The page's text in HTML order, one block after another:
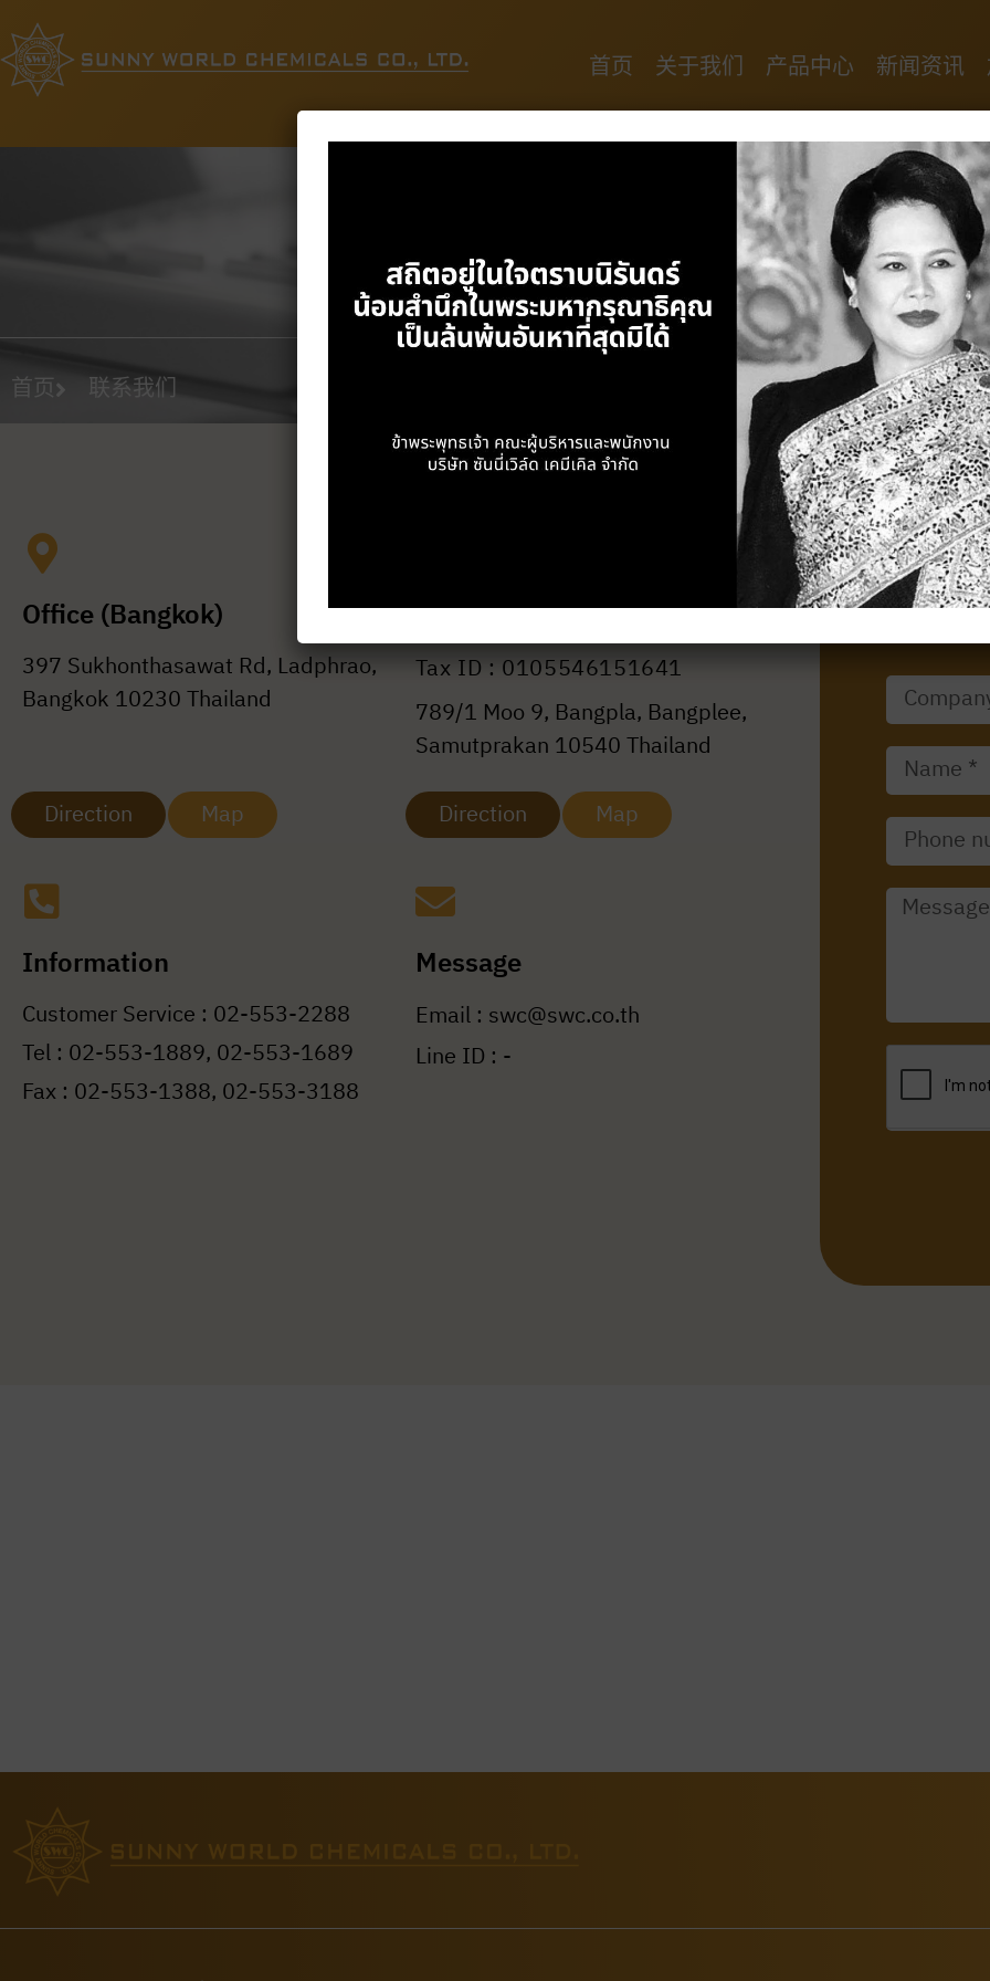
首页 关于我们 产品中心 新闻资讯
联系我们
首页 联系我们
Office (Bangkok)
397 Sukhonthasawat Rd, Ladphrao,
Bangkok 10230 Thailand
Head Office (Warehouse)
Tax ID : 0105546151641
789/1 Moo 9, Bangpla, Bangplee,
Samutprakan 10540 Thailand
Direction
Map Direction Map
Information
Customer Service : 02-553-2288
Tel : 02-553-1889, 02-553-1689
Fax : 02-553-1388, 02-553-3188
Message
Email : swc@swc.co.th
Line ID : -